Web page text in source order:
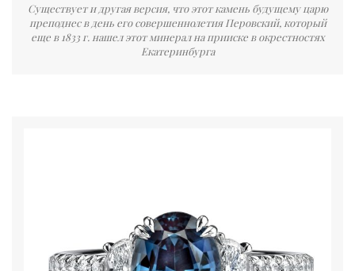
Существует и другая версия, что этот камень будущему царю
преподнес в день его совершеннолетия Перовский, который
еще в 1833 г. нашел этот минерал на прииске в окрестностях
Екатеринбурга